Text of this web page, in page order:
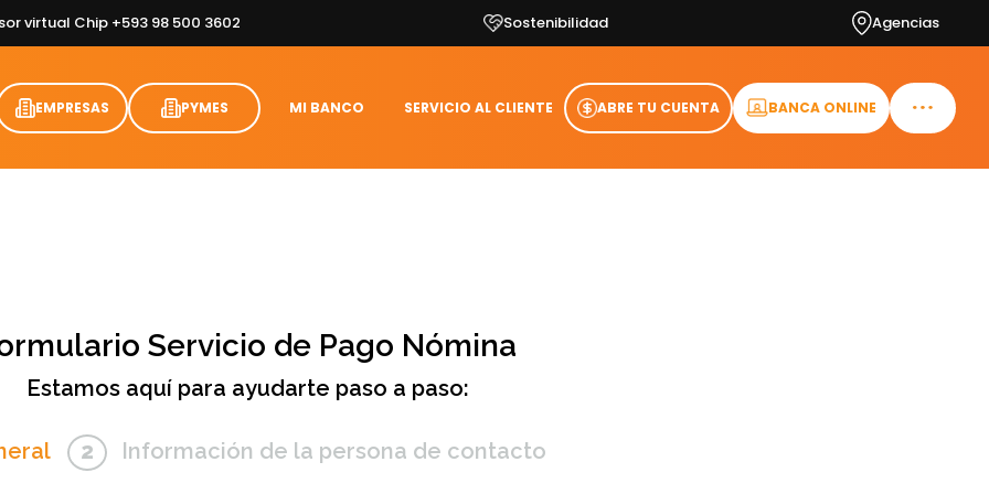
virtual Chip +593 98 500 3602 Sostenibilidad Agencias
EMPRESAS PYMES MI BANCO SERVICIO AL CLIENTE ABRE TU CUENTA BANCA ONLINE
Servicio de Pago Nómina
Estamos aquí para ayudarte paso a paso:
2 Información de la persona de contacto